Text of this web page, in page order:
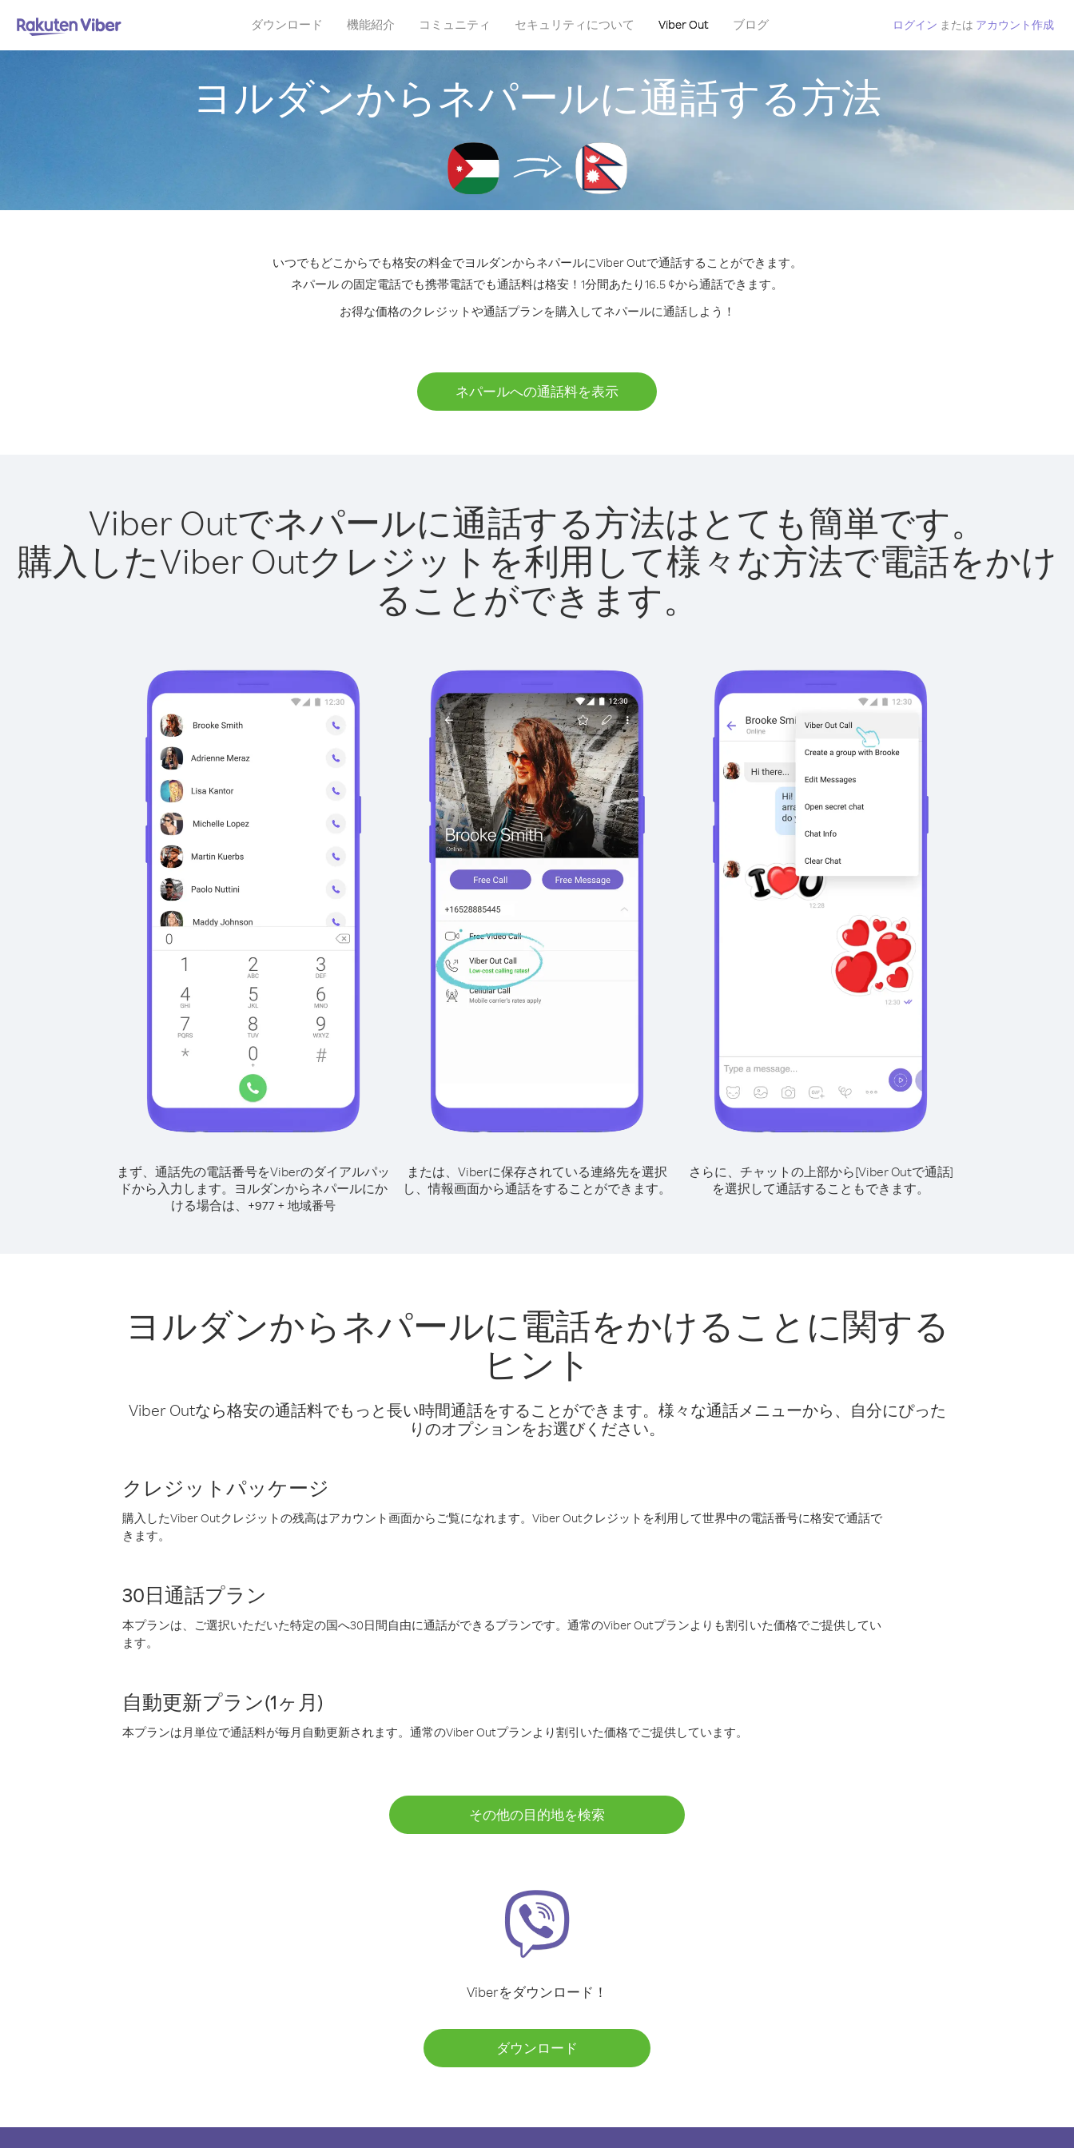
ダウンロード 機能紹介 コミュニティ セキュリティについて Viber Out ブログ ログイン または アカウント作成
ヨルダンからネパールに通話する方法
いつでもどこからでも格安の料金でヨルダンからネパールにViber Outで通話することができます。
ネパール の固定電話でも携帯電話でも通話料は格安！1分間あたり16.5 ¢から通話できます。
お得な価格のクレジットや通話プランを購入してネパールに通話しよう！
ネパールへの通話料を表示
Viber Outでネパールに通話する方法はとても簡単です。
購入したViber Outクレジットを利用して様々な方法で電話をかけ
ることができます。
まず、通話先の電話番号をViberのダイアルパッ
ドから入力します。 ヨルダンからネパールにか
ける場合は、 +977 + 地域番号
または、Viberに保存されている連絡先を選択
し、情報画面から通話をすることができます。
さらに、チャットの上部から[Viber Outで通話]
を選択して通話することもできます。
ヨルダンからネパールに電話をかけることに関する
ヒント
Viber Outなら格安の通話料でもっと長い時間通話をすることができます。様々な通話メニューから、自分にぴった
りのオプションをお選びください。
クレジットパッケージ
購入したViber Outクレジットの残高はアカウント画面からご覧になれます。Viber Outクレジットを利用して世界中の電話番号に格安で通話で
きます。
30日通話プラン
本プランは、ご選択いただいた特定の国へ30日間自由に通話ができるプランです。通常のViber Outプランよりも割引いた価格でご提供してい
ます。
自動更新プラン(1ヶ月)
本プランは月単位で通話料が毎月自動更新されます。通常のViber Outプランより割引いた価格でご提供しています。
その他の目的地を検索
Viberをダウンロード！
ダウンロード